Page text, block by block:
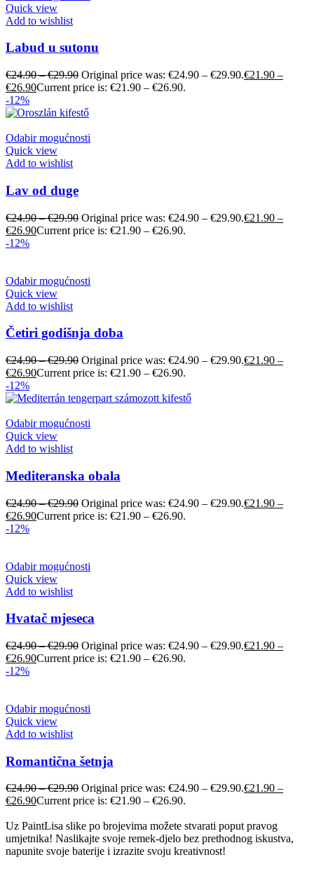
Quick view
Add to wishlist
Labud u sutonu
€24.90–€29.90 Original price was: €24.90 – €29.90.€21.90 –
€26.90Current price is: €21.90 – €26.90.
-12%
Odabir mogućnosti
Quick view
Add to wishlist
Lav od duge
€24.90–€29.90 Original price was: €24.90 – €29.90.€21.90 –
€26.90Current price is: €21.90 – €26.90.
-12%
Odabir mogućnosti
Quick view
Add to wishlist
Četiri godišnja doba
€24.90–€29.90 Original price was: €24.90 – €29.90.€21.90 –
€26.90Current price is: €21.90 – €26.90.
-12%
Odabir mogućnosti
Quick view
Add to wishlist
Mediteranska obala
€24.90–€29.90 Original price was: €24.90 – €29.90.€21.90 –
€26.90Current price is: €21.90 – €26.90.
-12%
Odabir mogućnosti
Quick view
Add to wishlist
Hvatač mjeseca
€24.90–€29.90 Original price was: €24.90 – €29.90.€21.90 –
€26.90Current price is: €21.90 – €26.90.
-12%
Odabir mogućnosti
Quick view
Add to wishlist
Romantična šetnja
€24.90–€29.90 Original price was: €24.90 – €29.90.€21.90 –
€26.90Current price is: €21.90 – €26.90.
Uz PaintLisa slike po brojevima možete stvarati poput pravog
umjetnika! Naslikajte svoje remek-djelo bez prethodnog iskustva,
napunite svoje baterije i izrazite svoju kreativnost!